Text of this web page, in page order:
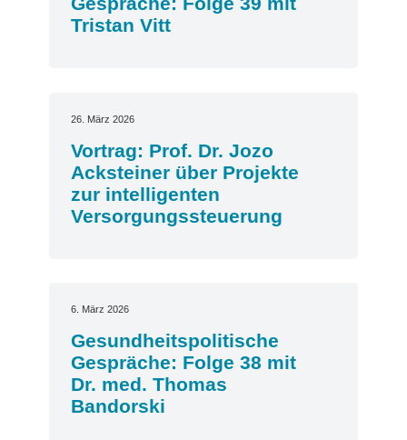
Tristan Vitt
26. März 2026
Vortrag: Prof. Dr. Jozo
Acksteiner über Projekte
zur intelligenten
Versorgungssteuerung
6. März 2026
Gesundheitspolitische
Gespräche: Folge 38 mit
Dr. med. Thomas
Bandorski